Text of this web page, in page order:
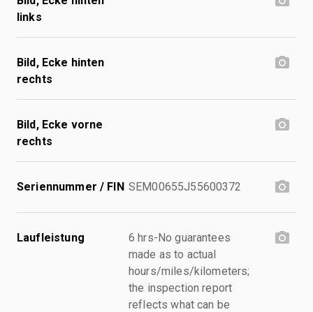
links
Bild, Ecke hinten
rechts
Bild, Ecke vorne
rechts
Seriennummer / FIN SEM00655J55600372
Laufleistung
6 hrs-No guarantees
made as to actual
hours/miles/kilometers;
the inspection report
reflects what can be